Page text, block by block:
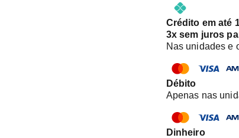
Crédito em até
3x sem juros
Nas unidades e
Débito
Apenas nas
Dinheiro